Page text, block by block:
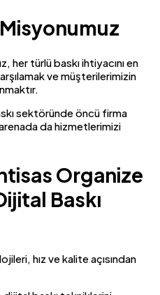
her türlü baskı ihtiyacını en
ve müşterilerimizin
sektöründe öncü firma
da hizmetlerimizi
Organize
Baskı
hız ve kalite açısından